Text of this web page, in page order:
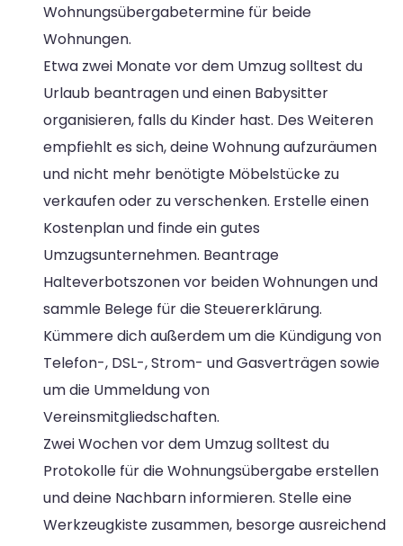
Wohnungsübergabetermine für beide
Wohnungen.
Etwa zwei Monate vor dem Umzug solltest du
Urlaub beantragen und einen Babysitter
organisieren, falls du Kinder hast. Des Weiteren
empfiehlt es sich, deine Wohnung aufzuräumen
und nicht mehr benötigte Möbelstücke zu
verkaufen oder zu verschenken. Erstelle einen
Kostenplan und finde ein gutes
Umzugsunternehmen. Beantrage
Halteverbotszonen vor beiden Wohnungen und
sammle Belege für die Steuererklärung.
Kümmere dich außerdem um die Kündigung von
Telefon-, DSL-, Strom- und Gasverträgen sowie
um die Ummeldung von
Vereinsmitgliedschaften.
Zwei Wochen vor dem Umzug solltest du
Protokolle für die Wohnungsübergabe erstellen
und deine Nachbarn informieren. Stelle eine
Werkzeugkiste zusammen, besorge ausreichend